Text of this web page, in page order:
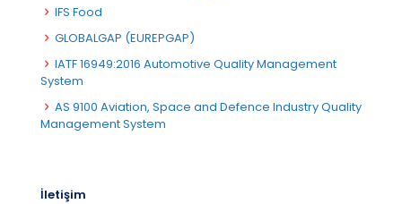
IFS Food
GLOBALGAP (EUREPGAP)
IATF 16949:2016 Automotive Quality Management
System
AS 9100 Aviation, Space and Defence Industry Quality
Management System
İletişim